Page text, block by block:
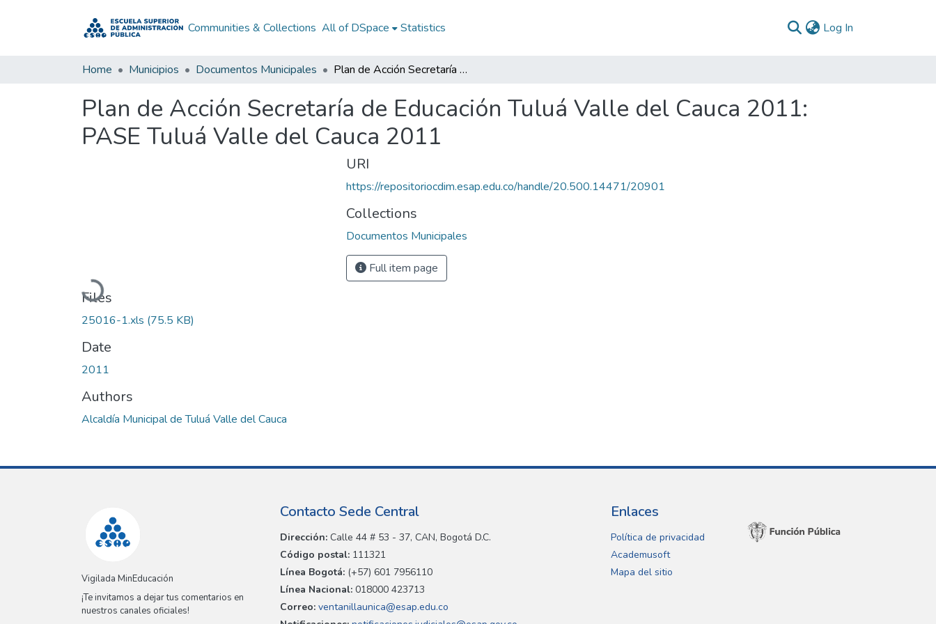
Communities & Collections All of DSpace Statistics Log In
Home Municipios Documentos Municipales Plan de Acción Secretaría de Educación Tuluá Valle del Cauca 2011: PASE Tuluá Valle del Cauca 2011
Plan de Acción Secretaría de Educación Tuluá Valle del Cauca 2011:
PASE Tuluá Valle del Cauca 2011
Loading...
Files
25016-1.xls (75.5 KB)
Date
2011
Authors
Alcaldía Municipal de Tuluá Valle del Cauca
URI
https://repositoriocdim.esap.edu.co/handle/20.500.14471/20901
Collections
Documentos Municipales
Full item page
Vigilada MinEducación
¡Te invitamos a dejar tus comentarios en
nuestros canales oficiales!
Contacto Sede Central
Dirección: Calle 44 # 53 - 37, CAN, Bogotá D.C.
Código postal: 111321
Línea Bogotá: (+57) 601 7956110
Línea Nacional: 018000 423713
Correo: ventanillaunica@esap.edu.co
Enlaces
Política de privacidad
Academusoft
Mapa del sitio